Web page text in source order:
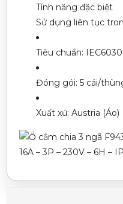
Tính năng đặc biệt
Sử dụng liên tục
Tiêu chuẩn:
Đóng gói: 5 cái/
Xuất xứ: Austria (Áo)
16A – 3P – 230V – 6H –